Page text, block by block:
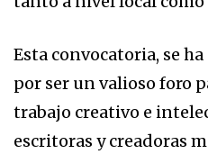
Esta convocatoria, se
por ser un valioso foro
trabajo creativo e
escritoras y creadoras